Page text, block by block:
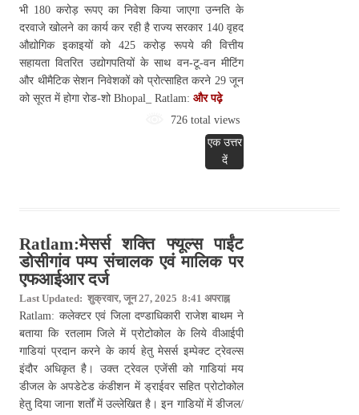
भी 180 करोड़ रूपए का निवेश किया जाएगा उन्नति के
दरवाजे खोलने का कार्य कर रही है राज्य सरकार 140 वृहद
औद्योगिक इकाइयों को 425 करोड़ रूपये की वित्तीय
सहायता वितरित उद्योगपतियों के साथ वन-टू-वन मीटिंग
और थीमैटिक सेशन निवेशकों को प्रोत्साहित करने 29 जून
को सूरत में होगा रोड-शो Bhopal_ Ratlam: और पढ़े
726 total views
एक उत्तर
दें
Ratlam:मेसर्स शक्ति फ्यूल्स पाईंट
डोसीगांव पम्प संचालक एवं मालिक पर
एफआईआर दर्ज
Last Updated: शुक्रवार, जून 27, 2025 8:41 अपराह्न
Ratlam: कलेक्टर एवं जिला दण्डाधिकारी राजेश बाथम ने
बताया कि रतलाम जिले में प्रोटोकोल के लिये वीआईपी
गाडियां प्रदान करने के कार्य हेतु मेसर्स इम्पेक्ट ट्रेवल्स
इंदौर अधिकृत है। उक्त ट्रेवल एजेंसी को गाडियां मय
डीजल के अपडेटेड कंडीशन में ड्राईवर सहित प्रोटोकोल
हेतु दिया जाना शर्तों में उल्लेखित है। इन गाडियों में डीजल/